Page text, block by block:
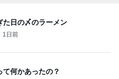
た日の〆のラーメン
1日前
て何かあったの？